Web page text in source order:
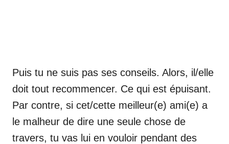
Puis tu ne suis pas ses conseils. Alors, il/elle
doit tout recommencer. Ce qui est épuisant.
Par contre, si cet/cette meilleur(e) ami(e) a
le malheur de dire une seule chose de
travers, tu vas lui en vouloir pendant des